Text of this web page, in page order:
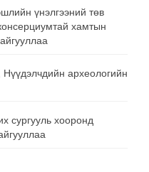
үнэлгээний төв
хамтын
археологийн
хооронд